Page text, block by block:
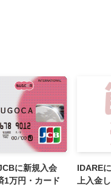
に新規入会
1万円・カード
IDARE
上入金